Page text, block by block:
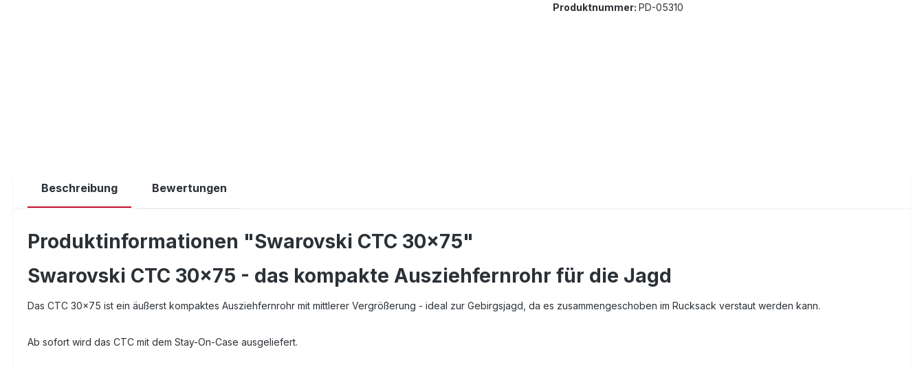
Produktnummer: PD-05310
Beschreibung Bewertungen
Produktinformationen "Swarovski CTC 30x75"
Swarovski CTC 30x75 - das kompakte Ausziehfernrohr für die Jagd
Das CTC 30x75 ist ein äußerst kompaktes Ausziehfernrohr mit mittlerer Vergrößerung - ideal zur Gebirgsjagd, da es zusammengeschoben im Rucksack verstaut werden kann.
Ab sofort wird das CTC mit dem Stay-On-Case ausgeliefert.